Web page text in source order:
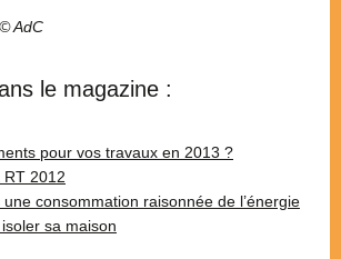
AdC
le magazine :
pour vos travaux en 2013 ?
2012
consommation raisonnée de l’énergie
sa maison